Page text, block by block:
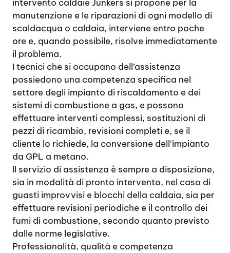
intervento caldaie Junkers si propone per la
manutenzione e le riparazioni di ogni modello di
scaldacqua o caldaia, interviene entro poche
ore e, quando possibile, risolve immediatamente
il problema.
I tecnici che si occupano dell’assistenza
possiedono una competenza specifica nel
settore degli impianto di riscaldamento e dei
sistemi di combustione a gas, e possono
effettuare interventi complessi, sostituzioni di
pezzi di ricambio, revisioni completi e, se il
cliente lo richiede, la conversione dell’impianto
da GPL a metano.
Il servizio di assistenza è sempre a disposizione,
sia in modalità di pronto intervento, nel caso di
guasti improvvisi e blocchi della caldaia, sia per
effettuare revisioni periodiche e il controllo dei
fumi di combustione, secondo quanto previsto
dalle norme legislative.
Professionalità, qualità e competenza